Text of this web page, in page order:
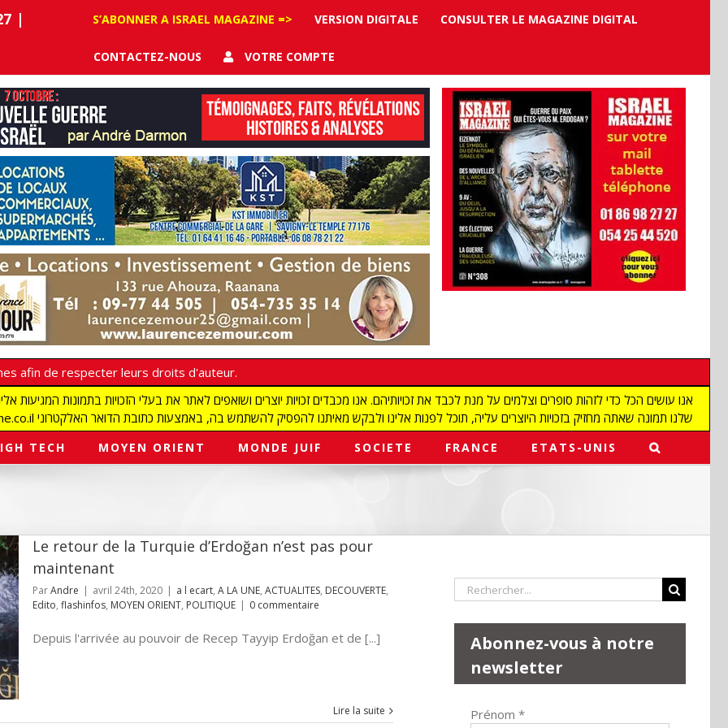
|
S’ABONNER A ISRAEL MAGAZINE => VERSION DIGITALE CONSULTER LE MAGAZINE DIGITAL
CONTACTEZ-NOUS VOTRE COMPTE
afin de respecter leurs droits d'auteur.
redaction@israelmagazine.co.il שלנו תמונה שאתה מחזיק בזכויות היוצרים עליה, תוכל לפנות אלינו ולבקש מאיתנו להפסיק להשתמש בה, באמצעות כתובת הדואר האלקטרוני
TECH MOYEN ORIENT MONDE JUIF SOCIETE FRANCE ETATS-UNIS
Le retour de la Turquie d’Erdoğan n’est pas pour
maintenant
ParAndre | avril 24th, 2020 | a l ecart, A LA UNE, ACTUALITES, DECOUVERTE,
Edito, flashinfos, MOYEN ORIENT, POLITIQUE | 0 commentaire
Depuis l'arrivée au pouvoir de Recep Tayyip Erdoğan et de [...]
Lire la suite
Rechercher:
Abonnez-vous à notre
newsletter
Prénom *